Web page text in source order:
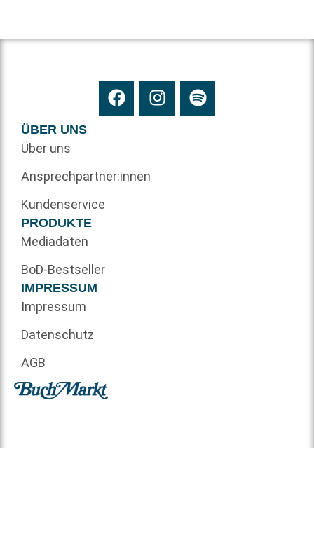
ÜBER UNS
Über uns
Ansprechpartner:innen
Kundenservice
PRODUKTE
Mediadaten
BoD-Bestseller
IMPRESSUM
Impressum
Datenschutz
AGB